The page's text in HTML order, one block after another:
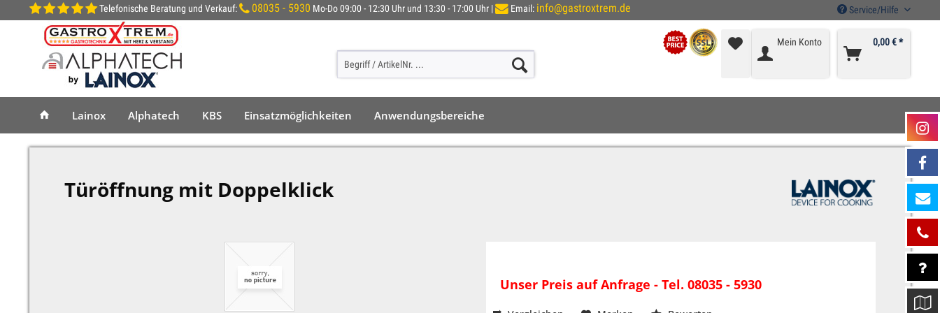
Telefonische Beratung und Verkauf: 08035 - 5930 Mo-Do 09:00 - 12:30 Uhr und 13:30 - 17:00 Uhr | Email: info@gastroxtrem.de Service/Hilfe
Mein Konto 0,00 € *
Lainox Alphatech KBS Einsatzmöglichkeiten Anwendungsbereiche
Türöffnung mit Doppelklick
Unser Preis auf Anfrage - Tel. 08035 - 5930